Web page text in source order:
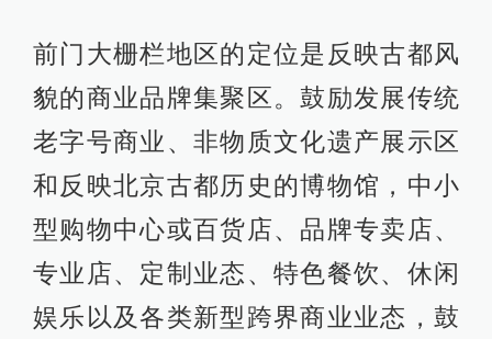
前门大栅栏地区的定位是反映古都风
貌的商业品牌集聚区。鼓励发展传统
老字号商业、非物质文化遗产展示区
和反映北京古都历史的博物馆，中小
型购物中心或百货店、品牌专卖店、
专业店、定制业态、特色餐饮、休闲
娱乐以及各类新型跨界商业业态，鼓